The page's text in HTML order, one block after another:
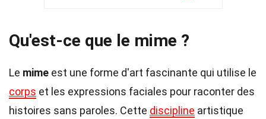
Qu'est-ce que le mime ?
Le mime est une forme d'art fascinante qui utilise le
corps et les expressions faciales pour raconter des
histoires sans paroles. Cette discipline artistique